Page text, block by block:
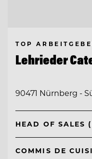
TOP
Lehrieder
90471 Nürnberg -
HEAD OF SALES
COMMIS DE